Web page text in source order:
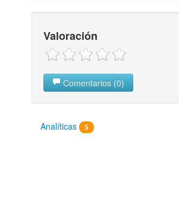
Valoración
Comentarios (0)
Analíticas 5